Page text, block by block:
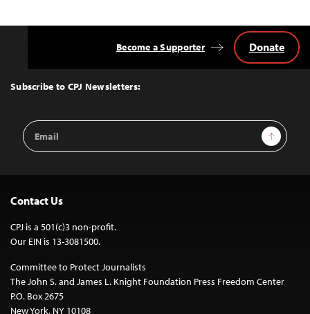
Top
Subscribe to CPJ Newsletters:
Email
Address
Sign Up
Become a Supporter Donate
Contact Us
CPJ is a 501(c)3 non-profit.
Our EIN is 13-3081500.
Committee to Protect Journalists
The John S. and James L. Knight Foundation Press Freedom Center
P.O. Box 2675
New York, NY 10108